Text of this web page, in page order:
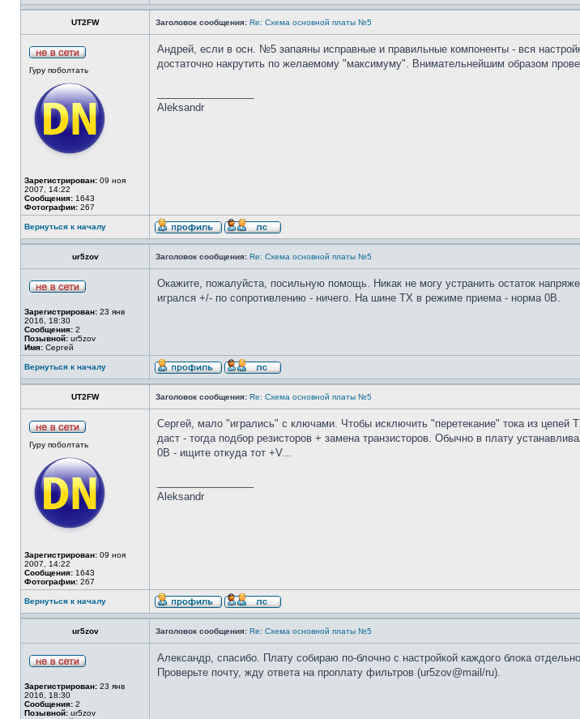
UT2FW Заголовок сообщения: Re: Cхема основной платы №5
Гуру поболтать
Зарегистрирован: 09 ноя
2007, 14:22
Сообщения: 1643
Фотографии: 267
Андрей, если в осн. №5 запаяны исправные и правильные компоненты - вся
достаточно накрутить по желаемому "максимуму". Внимательнейшим образом
Aleksandr
Вернуться к началу
ur5zov Заголовок сообщения: Re: Cхема основной платы №5
Зарегистрирован: 23 янв
2016, 18:30
Сообщения: 2
Позывной: ur5zov
Имя: Сергей
Окажите, пожалуйста, посильную помощь. Никак не могу устранить остаток
игрался +/- по сопротивлению - ничего. На шине TX в режиме приема - норма 0В.
Вернуться к началу
UT2FW Заголовок сообщения: Re: Cхема основной платы №5
Гуру поболтать
Зарегистрирован: 09 ноя
2007, 14:22
Сообщения: 1643
Фотографии: 267
Сергей, мало "игрались" с ключами. Чтобы исключить "перетекание" тока из
даст - тогда подбор резисторов + замена транзисторов. Обычно в плату
0В - ищите откуда тот +V...
Aleksandr
Вернуться к началу
ur5zov Заголовок сообщения: Re: Cхема основной платы №5
Зарегистрирован: 23 янв
2016, 18:30
Сообщения: 2
Позывной: ur5zov
Александр, спасибо. Плату собираю по-блочно с настройкой каждого блока
Проверьте почту, жду ответа на проплату фильтров (ur5zov@mail/ru).